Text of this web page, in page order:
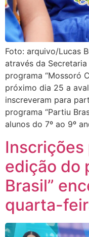
Foto: arquivo/Lucas
através da
programa “Mossoró
próximo dia 25 a
inscreveram para
programa “Partiu
alunos do 7º ao 9º
Inscrições
edição do
Brasil”
quarta-